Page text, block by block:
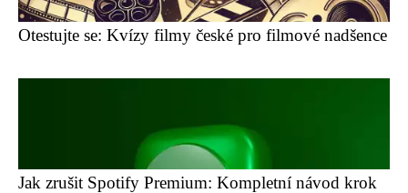
Otestujte se: Kvízy filmy české pro filmové nadšence
Jak zrušit Spotify Premium: Kompletní návod krok